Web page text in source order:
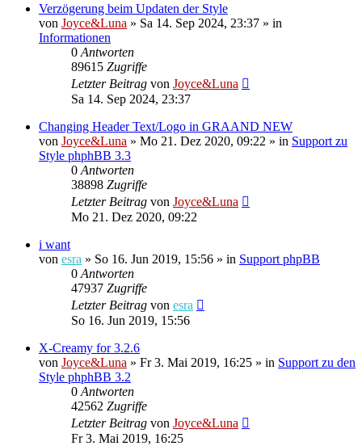
Verzögerung beim Updaten der Style
von Joyce&Luna » Sa 14. Sep 2024, 23:37 » in
Informationen
0 Antworten
89615 Zugriffe
Letzter Beitrag von Joyce&Luna
Sa 14. Sep 2024, 23:37
Changing Header Text/Logo in GRAAND NEW
von Joyce&Luna » Mo 21. Dez 2020, 09:22 » in Support zu
Style phphBB 3.3
0 Antworten
38898 Zugriffe
Letzter Beitrag von Joyce&Luna
Mo 21. Dez 2020, 09:22
i want
von esra » So 16. Jun 2019, 15:56 » in Support phpBB
0 Antworten
47937 Zugriffe
Letzter Beitrag von esra
So 16. Jun 2019, 15:56
X-Creamy for 3.2.6
von Joyce&Luna » Fr 3. Mai 2019, 16:25 » in Support zu den
Style phphBB 3.2
0 Antworten
42562 Zugriffe
Letzter Beitrag von Joyce&Luna
Fr 3. Mai 2019, 16:25